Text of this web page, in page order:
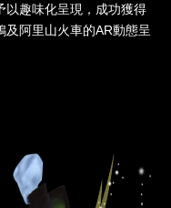
以趣味化呈現，成功獲得
及阿里山火車的AR動態呈